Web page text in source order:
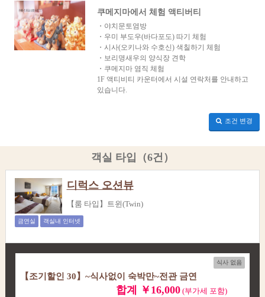
쿠메지마에서 체험 액티버티
・야치문토염방
・우미 부도우(바다포도) 따기 체험
・시사(오키나와 수호신) 색칠하기 체험
・보리명새우의 양식장 견학
・쿠메지마 염직 체험
1F 액티비티 카운터에서 시설 연락처를 안내하고
있습니다.
조건 변경
객실 타입（6건）
디럭스 오션뷰
【룸 타입】트윈(Twin)
금연실 객실내 인터넷
식사 없음
【조기할인 30】~식사없이 숙박만~전관 금연
합계 ￥16,000(부가세 포함)